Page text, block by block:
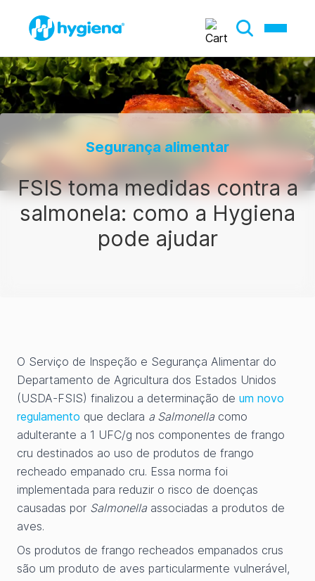
Segurança alimentar
FSIS toma medidas contra a
salmonela: como a Hygiena
pode ajudar
O Serviço de Inspeção e Segurança Alimentar do
Departamento de Agricultura dos Estados Unidos
(USDA-FSIS) finalizou a determinação de um novo
regulamento que declara a Salmonella como
adulterante a 1 UFC/g nos componentes de frango
cru destinados ao uso de produtos de frango
recheado empanado cru. Essa norma foi
implementada para reduzir o risco de doenças
causadas por Salmonella associadas a produtos de
aves.
Os produtos de frango recheados empanados crus
são um produto de aves particularmente vulnerável,